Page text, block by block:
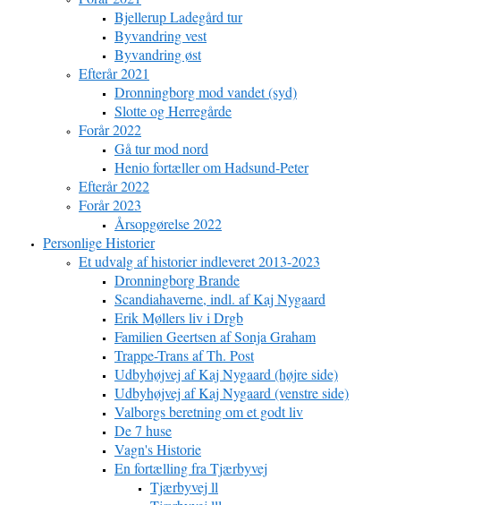
Bjellerup Ladegård tur
Byvandring vest
Byvandring øst
Efterår 2021
Dronningborg mod vandet (syd)
Slotte og Herregårde
Forår 2022
Gå tur mod nord
Henio fortæller om Hadsund-Peter
Efterår 2022
Forår 2023
Årsopgørelse 2022
Personlige Historier
Et udvalg af historier indleveret 2013-2023
Dronningborg Brande
Scandiahaverne, indl. af Kaj Nygaard
Erik Møllers liv i Drgb
Familien Geertsen af Sonja Graham
Trappe-Trans af Th. Post
Udbyhøjvej af Kaj Nygaard (højre side)
Udbyhøjvej af Kaj Nygaard (venstre side)
Valborgs beretning om et godt liv
De 7 huse
Vagn's Historie
En fortælling fra Tjærbyvej
Tjærbyvej ll